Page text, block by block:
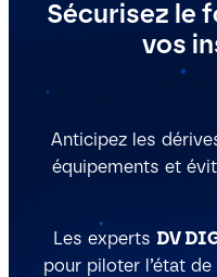
Sécurisez le
vos
Anticipez les
équipements et
Les experts DV
pour piloter l’état